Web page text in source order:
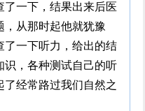
一下，结果出来后医
从那时起他就犹豫
了一下听力，给出的结
识，各种测试自己的听
经常路过我们自然之